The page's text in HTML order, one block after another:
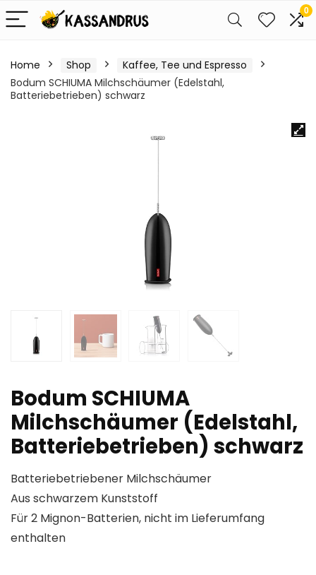
0
Home Shop
Kaffee, Tee und Espresso
Bodum SCHIUMA Milchschäumer (Edelstahl,
Batteriebetrieben) schwarz
Bodum SCHIUMA
Milchschäumer (Edelstahl,
Batteriebetrieben) schwarz
Batteriebetriebener Milchschäumer
Aus schwarzem Kunststoff
Für 2 Mignon-Batterien, nicht im Lieferumfang
enthalten